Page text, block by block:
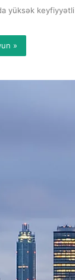
yüksək
»